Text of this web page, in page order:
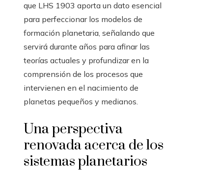
que LHS 1903 aporta un dato esencial
para perfeccionar los modelos de
formación planetaria, señalando que
servirá durante años para afinar las
teorías actuales y profundizar en la
comprensión de los procesos que
intervienen en el nacimiento de
planetas pequeños y medianos.
Una perspectiva
renovada acerca de los
sistemas planetarios